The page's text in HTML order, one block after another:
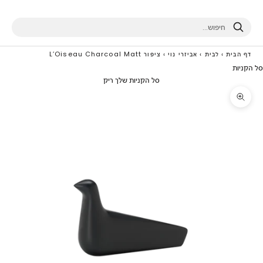
חיפוש
דף הבית › לבית › אביזרי נוי › ציפור L’Oiseau Charcoal Matt
סל הקניות
סל הקניות שלך ריק
תקריב